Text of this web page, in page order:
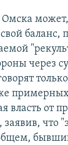
может,
баланс,
через
власть от
что